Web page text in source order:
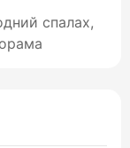
спалах,